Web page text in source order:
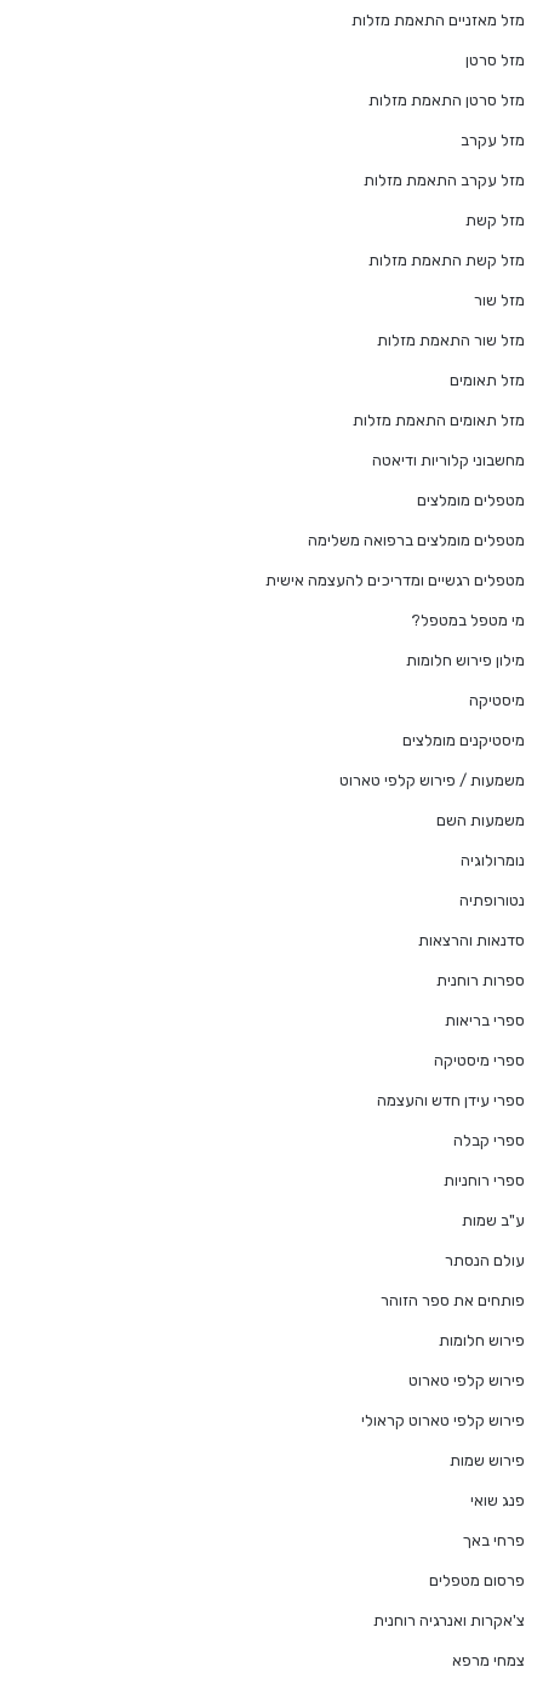
מזל מאזניים התאמת מזלות
מזל סרטן
מזל סרטן התאמת מזלות
מזל עקרב
מזל עקרב התאמת מזלות
מזל קשת
מזל קשת התאמת מזלות
מזל שור
מזל שור התאמת מזלות
מזל תאומים
מזל תאומים התאמת מזלות
מחשבוני קלוריות ודיאטה
מטפלים מומלצים
מטפלים מומלצים ברפואה משלימה
מטפלים רגשיים ומדריכים להעצמה אישית
מי מטפל במטפל?
מילון פירוש חלומות
מיסטיקה
מיסטיקנים מומלצים
משמעות / פירוש קלפי טארוט
משמעות השם
נומרולוגיה
נטורופתיה
סדנאות והרצאות
ספרות רוחנית
ספרי בריאות
ספרי מיסטיקה
ספרי עידן חדש והעצמה
ספרי קבלה
ספרי רוחניות
ע"ב שמות
עולם הנסתר
פותחים את ספר הזוהר
פירוש חלומות
פירוש קלפי טארוט
פירוש קלפי טארוט קראולי
פירוש שמות
פנג שואי
פרחי באך
פרסום מטפלים
צ'אקרות ואנרגיה רוחנית
צמחי מרפא